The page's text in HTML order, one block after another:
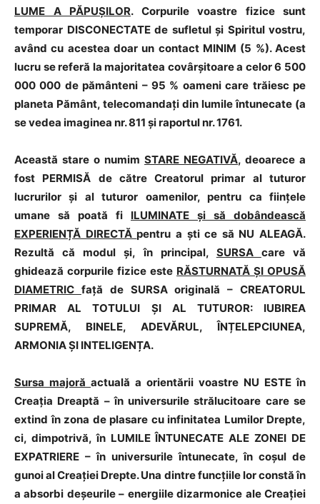
LUME A PĂPUȘILOR. Corpurile voastre fizice sunt
temporar DISCONECTATE de sufletul și Spiritul vostru,
având cu acestea doar un contact MINIM (5 %). Acest
lucru se referă la majoritatea covârșitoare a celor 6 500
000 000 de pământeni – 95 % oameni care trăiesc pe
planeta Pământ, telecomandați din lumile întunecate (a
se vedea imaginea nr. 811 și raportul nr. 1761.
Această stare o numim STARE NEGATIVĂ, deoarece a
fost PERMISĂ de către Creatorul primar al tuturor
lucrurilor și al tuturor oamenilor, pentru ca ființele
umane să poată fi ILUMINATE și să dobândească
EXPERIENȚĂ DIRECTĂpentru a ști ce să NU ALEAGĂ.
Rezultă că modul și, în principal, SURSA care vă
ghidează corpurile fizice este RĂSTURNATĂ ȘI OPUSĂ
DIAMETRIC față de SURSA originală – CREATORUL
PRIMAR AL TOTULUI ȘI AL TUTUROR: IUBIREA
SUPREMĂ, BINELE, ADEVĂRUL, ÎNȚELEPCIUNEA,
ARMONIA ȘI INTELIGENȚA.
Sursa majoră actuală a orientării voastre NU ESTE în
Creația Dreaptă – în universurile strălucitoare care se
extind în zona de plasare cu infinitatea Lumilor Drepte,
ci, dimpotrivă, în LUMILE ÎNTUNECATE ALE ZONEI DE
EXPATRIERE – în universurile întunecate, în coșul de
gunoi al Creației Drepte. Una dintre funcțiile lor constă în
a absorbi deșeurile – energiile dizarmonice ale Creației